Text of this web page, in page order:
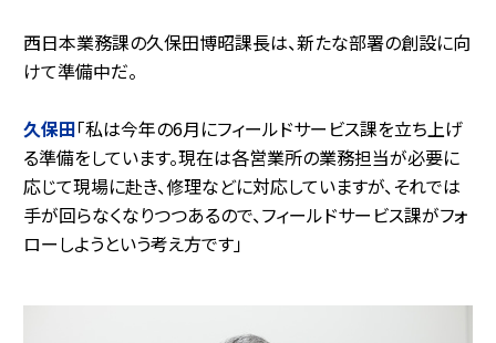
西日本業務課の久保田博昭課長は、新たな部署の創設に向
けて準備中だ。
久保田「私は今年の6月にフィールドサービス課を立ち上げ
る準備をしています。現在は各営業所の業務担当が必要に
応じて現場に赴き、修理などに対応していますが、それでは
手が回らなくなりつつあるので、フィールドサービス課がフォ
ローしようという考え方です」